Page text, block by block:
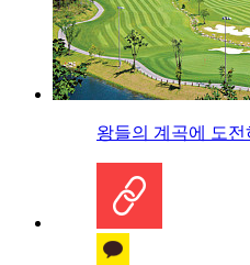
왕들의 계곡에 도